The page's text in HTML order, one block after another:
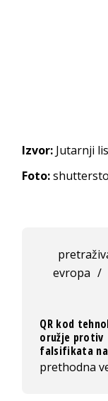
Izvor: Jutarnji
Foto:
evropa /
QR kod
oružje protiv
falsifikata na
prethodna